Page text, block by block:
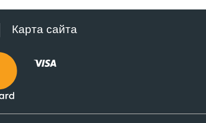
Карта сайта